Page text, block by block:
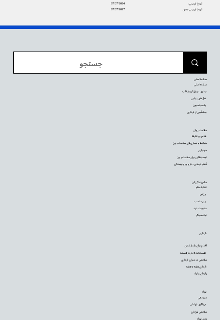
07/07/2024
تاریخ بازبینی:
07/07/2027
تاریخ بازبینی بعدی:
نوزاد
شیردهی
غربالگری نوزادان
سلامتی نوزادان
رشد نوزاد
بارداری
اقدام برای باردار شدن
فهمیده‌اید که باردار هستید
سلامتی در دوران بارداری
بارداری هفته به هفته
زایمان و تولد
سالم زندگی کن
تغذیه سالم
ورزش
وزن مناسب
مدیریت درد
ترک سیگار
سلامت روان
علائم و رفتارها
شرایط و بیماری‌های سلامت روان
خودیاری
توصیه‌‌هایی برای سلامت روان
گفتار درمانی، دارو و روانپزشکی
صفحه اصلی
صفحه اصلی
بیماری عروق کرونر قلب
عمل‌های زیبایی
واکسیناسیون
پیشگیری از بارداری